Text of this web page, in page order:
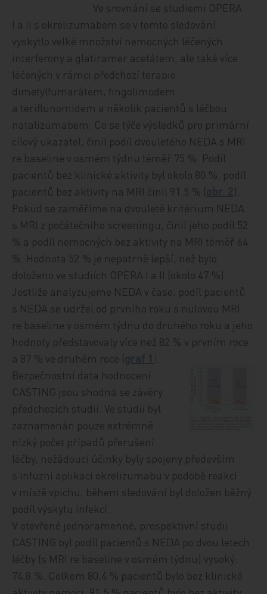
Ve srovnání se studiemi OPERA
I a II s okrelizumabem se v tomto sledování
vyskytlo velké množství nemocných léčených
interferony a glatiramer acetátem, ale také více
léčených v rámci předchozí terapie
dimetylfumarátem, fingolimodem
a teriflunomidem a několik pacientů s léčbou
natalizumabem. Co se týče výsledků pro primární
cílový ukazatel, činil podíl dvouletého NEDA s MRI
re baseline v osmém týdnu téměř 75 %. Podíl
pacientů bez klinické aktivity byl okolo 80 %, podíl
pacientů bez aktivity na MRI činil 91,5 % (
).
Pokud se zaměříme na dvouleté kritérium NEDA
s MRI z počátečního screeningu, činil jeho podíl 52
% a podíl nemocných bez aktivity na MRI téměř 64
%. Hodnota 52 % je nepatrně lepší, než bylo
doloženo ve studiích OPERA I a II (okolo 47 %).
Jestliže analyzujeme NEDA v čase, podíl pacientů
s NEDA se udržel od prvního roku s nulovou MRI
re baseline v osmém týdnu do druhého roku a jeho
hodnoty představovaly více než 82 % v prvním roce
a 87 % ve druhém roce (
Bezpečnostní data hodnocení
CASTING jsou shodná se závěry
předchozích studií. Ve studii byl
zaznamenán pouze extrémně
nízký počet případů přerušení
léčby, nežádoucí účinky byly spojeny především
s infuzní aplikací okrelizumabu v podobě reakcí
v místě vpichu, během sledování byl doložen běžný
podíl výskytu infekcí.
V otevřené jednoramenné, prospektivní studii
CASTING byl podíl pacientů s NEDA po dvou letech
léčby (s MRI re baseline v osmém týdnu) vysoký:
74,8 %. Celkem 80,4 % pacientů bylo bez klinické